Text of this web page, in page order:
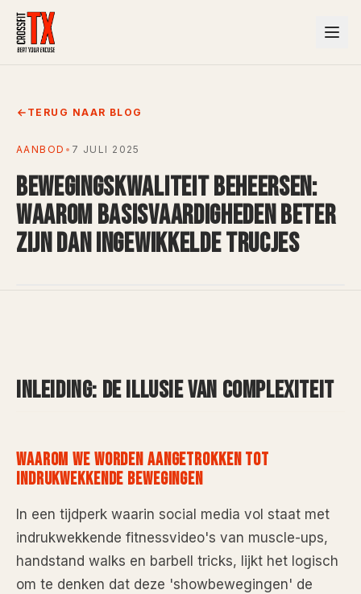
TERUG NAAR BLOG
AANBOD • 7 JULI 2025
BEWEGINGSKWALITEIT BEHEERSEN:
WAAROM BASISVAARDIGHEDEN BETER
ZIJN DAN INGEWIKKELDE TRUCJES
INLEIDING: DE ILLUSIE VAN COMPLEXITEIT
WAAROM WE WORDEN AANGETROKKEN TOT
INDRUKWEKKENDE BEWEGINGEN
In een tijdperk waarin social media vol staat met
indrukwekkende fitnessvideo's van muscle-ups,
handstand walks en barbell tricks, lijkt het logisch
om te denken dat deze 'showbewegingen' de